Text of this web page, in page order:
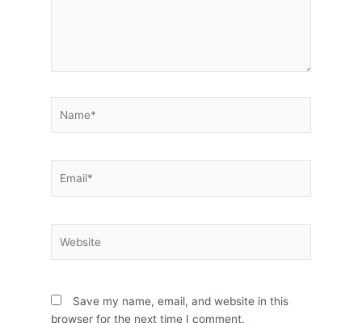
Save my name, email, and website in this
browser for the next time I comment.